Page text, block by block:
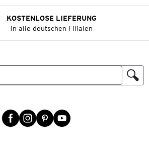
KOSTENLOSE LIEFERUNG
in alle deutschen Filialen